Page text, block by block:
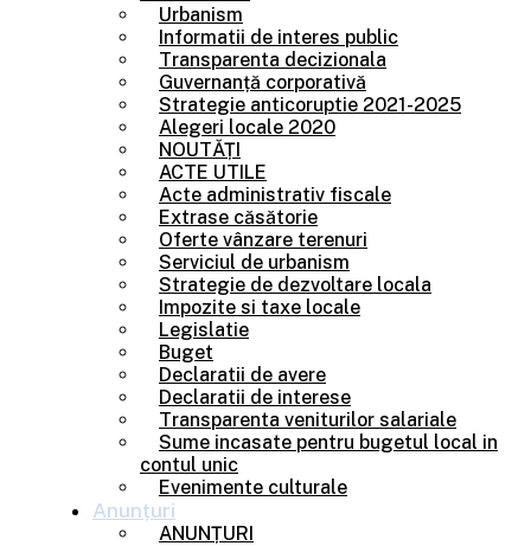
Urbanism
Informatii de interes public
Transparenta decizionala
Guvernanță corporativă
Strategie anticoruptie 2021-2025
Alegeri locale 2020
NOUTĂȚI
ACTE UTILE
Acte administrativ fiscale
Extrase căsătorie
Oferte vânzare terenuri
Serviciul de urbanism
Strategie de dezvoltare locala
Impozite si taxe locale
Legislatie
Buget
Declaratii de avere
Declaratii de interese
Transparenta veniturilor salariale
Sume incasate pentru bugetul local in
contul unic
Evenimente culturale
Anunțuri
ANUNȚURI